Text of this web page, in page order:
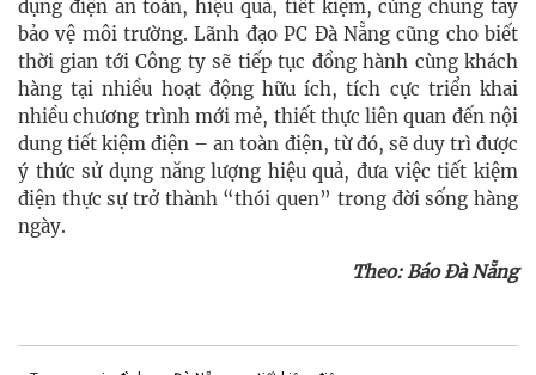
dụng điện an toàn, hiệu quả, tiết kiệm, cùng chung tay
bảo vệ môi trường. Lãnh đạo PC Đà Nẵng cũng cho biết
thời gian tới Công ty sẽ tiếp tục đồng hành cùng khách
hàng tại nhiều hoạt động hữu ích, tích cực triển khai
nhiều chương trình mới mẻ, thiết thực liên quan đến nội
dung tiết kiệm điện – an toàn điện, từ đó, sẽ duy trì được
ý thức sử dụng năng lượng hiệu quả, đưa việc tiết kiệm
điện thực sự trở thành “thói quen” trong đời sống hàng
ngày.
Theo: Báo Đà Nẵng